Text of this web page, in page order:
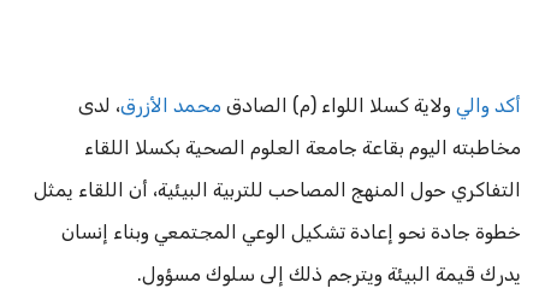
أكد والي ولاية كسلا اللواء (م) الصادق محمد الأزرق، لدى
مخاطبته اليوم بقاعة جامعة العلوم الصحية بكسلا اللقاء
التفاكري حول المنهج المصاحب للتربية البيئية، أن اللقاء يمثل
خطوة جادة نحو إعادة تشكيل الوعي المجتمعي وبناء إنسان
يدرك قيمة البيئة ويترجم ذلك إلى سلوك مسؤول.